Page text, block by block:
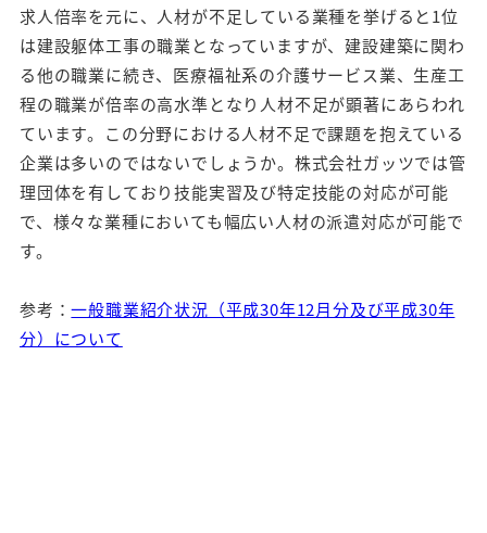
求人倍率を元に、人材が不足している業種を挙げると1位
は建設躯体工事の職業となっていますが、建設建築に関わ
る他の職業に続き、医療福祉系の介護サービス業、生産工
程の職業が倍率の高水準となり人材不足が顕著にあらわれ
ています。この分野における人材不足で課題を抱えている
企業は多いのではないでしょうか。株式会社ガッツでは管
理団体を有しており技能実習及び特定技能の対応が可能
で、様々な業種においても幅広い人材の派遣対応が可能で
す。
参考：一般職業紹介状況（平成30年12月分及び平成30年
分）について